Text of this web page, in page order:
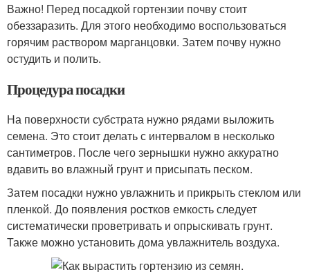
Важно! Перед посадкой гортензии почву стоит
обеззаразить. Для этого необходимо воспользоваться
горячим раствором марганцовки. Затем почву нужно
остудить и полить.
Процедура посадки
На поверхности субстрата нужно рядами выложить
семена. Это стоит делать с интервалом в несколько
сантиметров. После чего зернышки нужно аккуратно
вдавить во влажный грунт и присыпать песком.
Затем посадки нужно увлажнить и прикрыть стеклом или
пленкой. До появления ростков емкость следует
систематически проветривать и опрыскивать грунт.
Также можно установить дома увлажнитель воздуха.